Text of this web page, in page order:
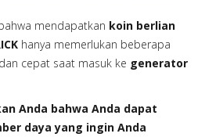
mendapatkan koin berlian
hanya memerlukan beberapa
cepat saat masuk ke generator
Anda bahwa Anda dapat
daya yang ingin Anda